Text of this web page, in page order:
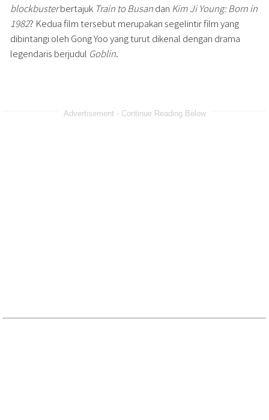
blockbusterbertajuk Train to Busandan Kim Ji Young: Born in
1982? Kedua film tersebut merupakan segelintir film yang
dibintangi oleh Gong Yoo yang turut dikenal dengan drama
legendaris berjudul Goblin.
Advertisement - Continue Reading Below